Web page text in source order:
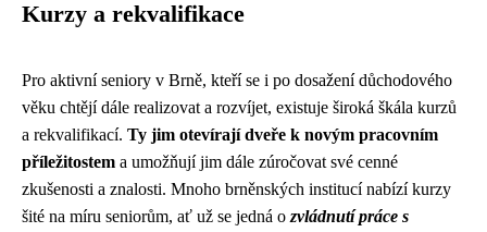
Kurzy a rekvalifikace
Pro aktivní seniory v Brně, kteří se i po dosažení důchodového
věku chtějí dále realizovat a rozvíjet, existuje široká škála kurzů
a rekvalifikací. Ty jim otevírají dveře k novým pracovním
příležitostem a umožňují jim dále zúročovat své cenné
zkušenosti a znalosti. Mnoho brněnských institucí nabízí kurzy
šité na míru seniorům, ať už se jedná o zvládnutí práce s